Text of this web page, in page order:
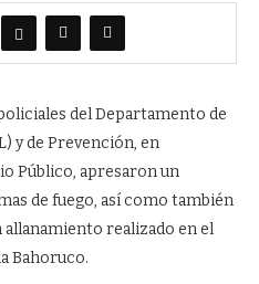
del Departamento de
y de Prevención, en
Público, apresaron un
de fuego, así como también
realizado en el
Bahoruco.